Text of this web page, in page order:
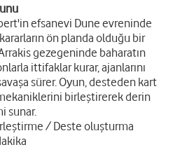
efsanevi Dune evreninde
ön planda olduğu bir
gezegeninde baharatın
ittifaklar kurar, ajanlarını
sürer. Oyun, desteden kart
birleştirerek derin
sunar.
/ Deste oluşturma